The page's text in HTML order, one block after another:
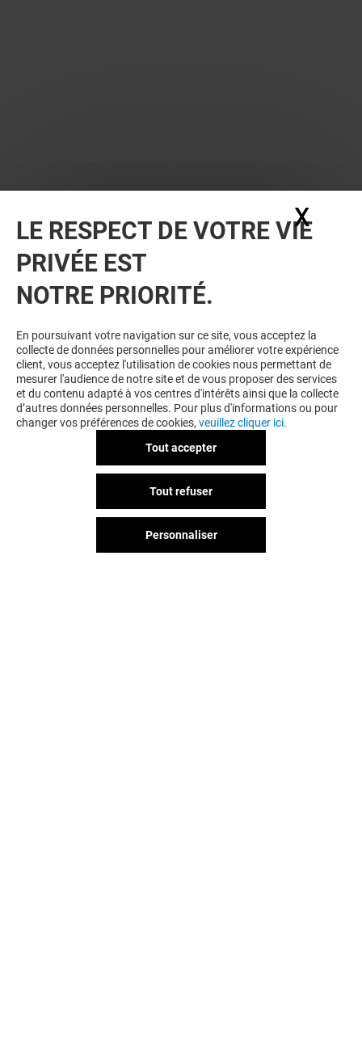
LE RESPECT DE VOTRE VIE
PRIVÉE EST
NOTRE PRIORITÉ.
En poursuivant votre navigation sur ce site, vous acceptez la
collecte de données personnelles pour améliorer votre expérience
client, vous acceptez l'utilisation de cookies nous permettant de
mesurer l'audience de notre site et de vous proposer des services
et du contenu adapté à vos centres d'intérêts ainsi que la collecte
d’autres données personnelles. Pour plus d'informations ou pour
changer vos préférences de cookies, veuillez cliquer ici.
Tout accepter
Tout refuser
Personnaliser
X